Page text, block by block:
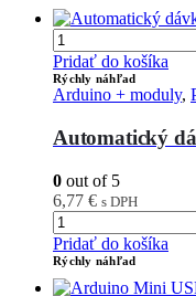
Pridať do košíka
Rýchly náhľad
Arduino + moduly,
Automatický
0 out of 5
6,77 € s DPH
Pridať do košíka
Rýchly náhľad